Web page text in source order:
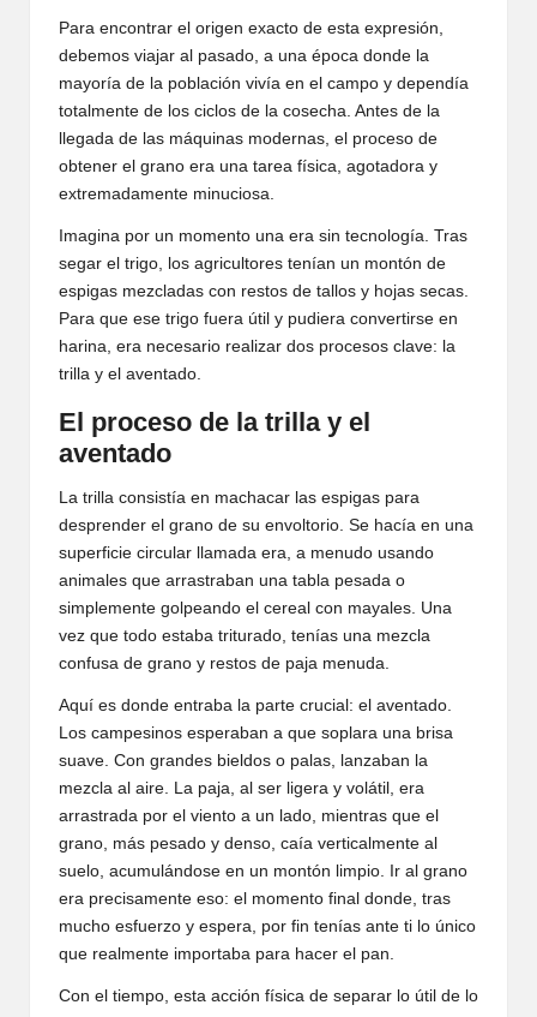
Para encontrar el origen exacto de esta expresión,
debemos viajar al pasado, a una época donde la
mayoría de la población vivía en el campo y dependía
totalmente de los ciclos de la cosecha. Antes de la
llegada de las máquinas modernas, el proceso de
obtener el grano era una tarea física, agotadora y
extremadamente minuciosa.
Imagina por un momento una era sin tecnología. Tras
segar el trigo, los agricultores tenían un montón de
espigas mezcladas con restos de tallos y hojas secas.
Para que ese trigo fuera útil y pudiera convertirse en
harina, era necesario realizar dos procesos clave: la
trilla y el aventado.
El proceso de la trilla y el
aventado
La trilla consistía en machacar las espigas para
desprender el grano de su envoltorio. Se hacía en una
superficie circular llamada era, a menudo usando
animales que arrastraban una tabla pesada o
simplemente golpeando el cereal con mayales. Una
vez que todo estaba triturado, tenías una mezcla
confusa de grano y restos de paja menuda.
Aquí es donde entraba la parte crucial: el aventado.
Los campesinos esperaban a que soplara una brisa
suave. Con grandes bieldos o palas, lanzaban la
mezcla al aire. La paja, al ser ligera y volátil, era
arrastrada por el viento a un lado, mientras que el
grano, más pesado y denso, caía verticalmente al
suelo, acumulándose en un montón limpio. Ir al grano
era precisamente eso: el momento final donde, tras
mucho esfuerzo y espera, por fin tenías ante ti lo único
que realmente importaba para hacer el pan.
Con el tiempo, esta acción física de separar lo útil de lo